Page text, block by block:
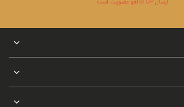
ارسال STOP لغو عضویت است.